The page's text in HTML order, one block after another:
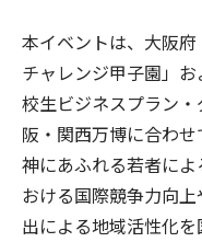
本イベントは、大阪
チャレンジ甲子園」
校生ビジネスプラン
阪・関西万博に合わ
神にあふれる若者に
おける国際競争力向
出による地域活性化